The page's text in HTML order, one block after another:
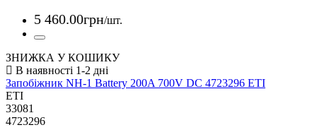
5 460.00грн/шт.
ЗНИЖКА У КОШИКУ
Запобіжник NH-1 Battery 200A 700V DC 4723296 ETI
ETI
33081
4723296